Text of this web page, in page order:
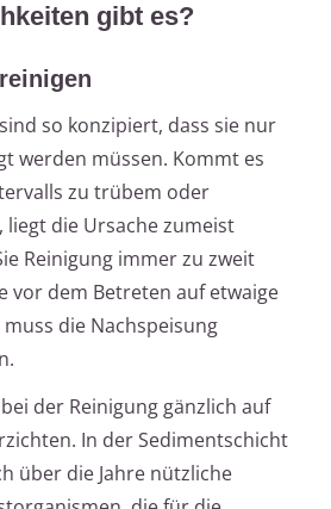
gibt es?
so konzipiert, dass sie nur
werden müssen. Kommt es
zu trübem oder
liegt die Ursache zumeist
Reinigung immer zu zweit
vor dem Betreten auf etwaige
muss die Nachspeisung
der Reinigung gänzlich auf
In der Sedimentschicht
über die Jahre nützliche